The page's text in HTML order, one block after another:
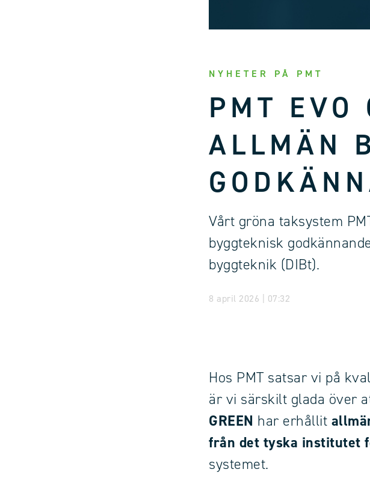
NYHETER PÅ PMT
PMT EVO
ALLMÄN
Vårt gröna taksystem
byggteknisk
byggteknik (DIBt).
8 april 2026 | 07:32
Hos PMT satsar vi på
är vi särskilt glada över
GREEN har erhållit
från det tyska institutet
systemet.